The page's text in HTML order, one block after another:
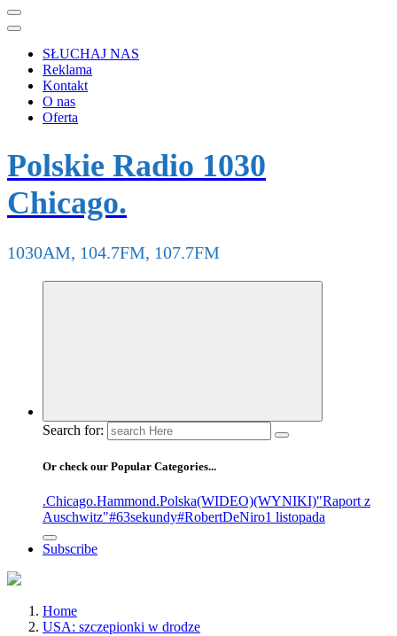
SŁUCHAJ NAS
Reklama
Kontakt
O nas
Oferta
Polskie Radio 1030
Chicago.
1030AM, 104.7FM, 107.7FM
Search for:
Or check our Popular Categories...
.Chicago.Hammond.Polska(WIDEO)(WYNIKI)"Raport z
Auschwitz"#63sekundy#RobertDeNiro1 listopada
Subscribe
Home
USA: szczepionki w drodze